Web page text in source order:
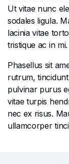
Ut vitae nunc
sodales ligula.
lacinia vitae
tristique ac in mi.
Phasellus sit
rutrum,
pulvinar purus
vitae turpis
nec ex risus.
ullamcorper